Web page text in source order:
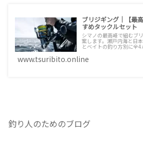
ブリジギング｜【最
すめタックルセット
シマノの最高峰で組むブ
案します。瀬戸内海と日
とベイトの釣り方別に全
ルの到達点を紹介します。
www.tsuribito.online
釣り人のためのブログ